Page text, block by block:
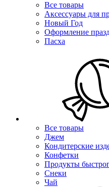
Все товары
Аксессуары для
Новый Год
Оформление
Пасха
Все товары
Джем
Кондитерские
Конфетки
Продукты
Снеки
Чай